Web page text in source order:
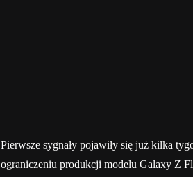
Pierwsze sygnały pojawiły się już kilka
ograniczeniu produkcji modelu Galaxy Z